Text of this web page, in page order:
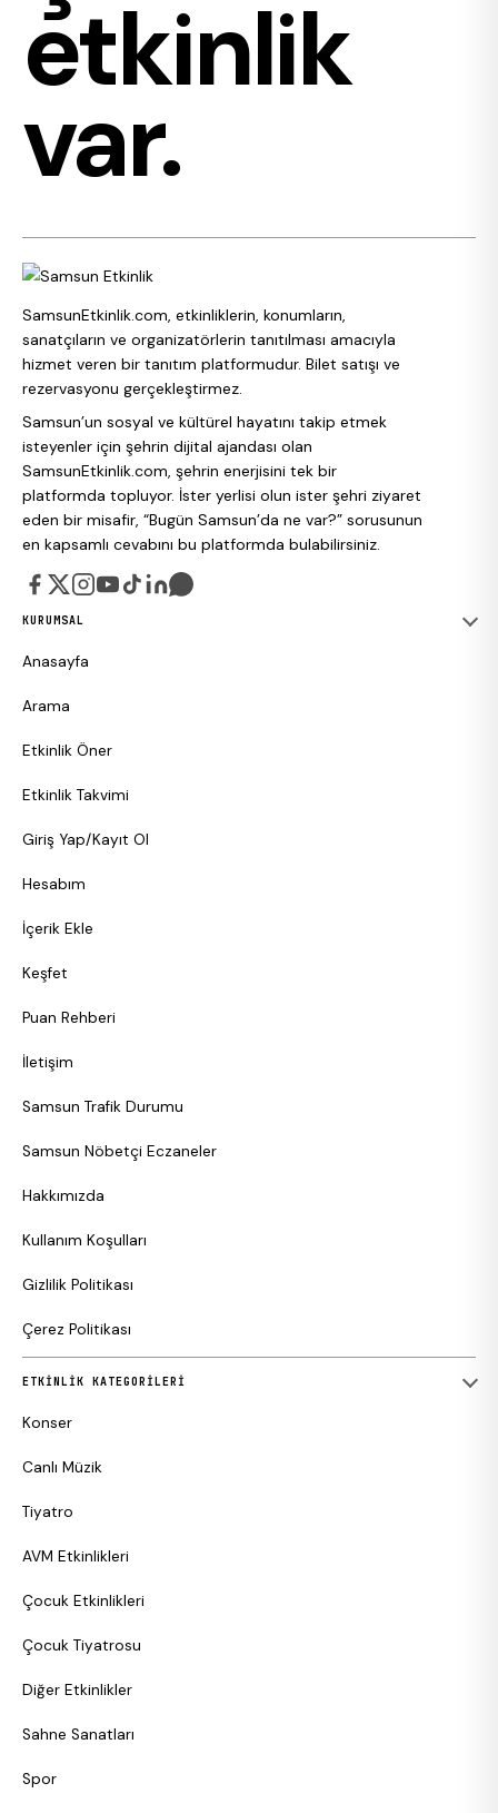
etkinlik
var.
SamsunEtkinlik.com, etkinliklerin, konumların,
sanatçıların ve organizatörlerin tanıtılması amacıyla
hizmet veren bir tanıtım platformudur. Bilet satışı ve
rezervasyonu gerçekleştirmez.
Samsun’un sosyal ve kültürel hayatını takip etmek
isteyenler için şehrin dijital ajandası olan
SamsunEtkinlik.com, şehrin enerjisini tek bir
platformda topluyor. İster yerlisi olun ister şehri ziyaret
eden bir misafir, “Bugün Samsun’da ne var?” sorusunun
en kapsamlı cevabını bu platformda bulabilirsiniz.
KURUMSAL
Anasayfa
Arama
Etkinlik Öner
Etkinlik Takvimi
Giriş Yap/Kayıt Ol
Hesabım
İçerik Ekle
Keşfet
Puan Rehberi
İletişim
Samsun Trafik Durumu
Samsun Nöbetçi Eczaneler
Hakkımızda
Kullanım Koşulları
Gizlilik Politikası
Çerez Politikası
ETKINLIK KATEGORILERI
Konser
Canlı Müzik
Tiyatro
AVM Etkinlikleri
Çocuk Etkinlikleri
Çocuk Tiyatrosu
Diğer Etkinlikler
Sahne Sanatları
Spor